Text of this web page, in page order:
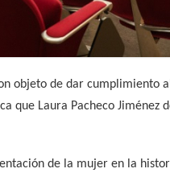
objeto de dar cumplimiento
que Laura Pacheco
de la mujer en la